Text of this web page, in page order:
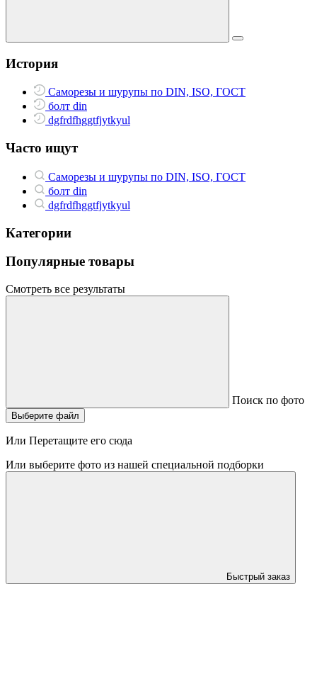
История
Саморезы и шурупы по DIN, ISO, ГОСТ
болт din
dgfrdfhggtfjytkyul
Часто ищут
Саморезы и шурупы по DIN, ISO, ГОСТ
болт din
dgfrdfhggtfjytkyul
Категории
Популярные товары
Смотреть все результаты
Поиск по фото
Выберите файл
Или Перетащите его сюда
Или выберите фото из нашей специальной подборки
Быстрый заказ